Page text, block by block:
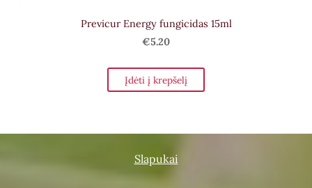
Previcur Energy fungicidas 15ml
€5.20
Įdėti į krepšelį
Slapukai